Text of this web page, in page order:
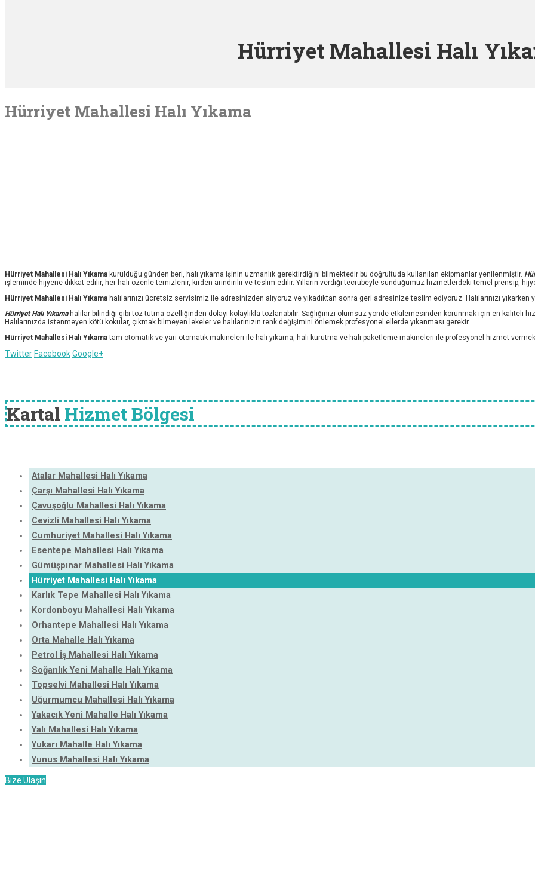
Hürriyet Mahallesi Halı
Hürriyet Mahallesi Halı Yıkama
Hürriyet Mahallesi Halı Yıkama kurulduğu günden beri, halı yıkama işinin uzmanlık gerektirdiğini bilmektedir bu doğrultuda kullanılan ekipmanlar yenilenmiştir.
işleminde hijyene dikkat edilir, her halı özenle temizlenir, kirden arındırılır ve teslim edilir. Yılların verdiği tecrübeyle sunduğumuz hizmetlerdeki temel prensip,
Hürriyet Mahallesi Halı Yıkama halılarınızı ücretsiz servisimiz ile adresinizden alıyoruz ve yıkadıktan sonra geri adresinize teslim ediyoruz. Halılarınızı
Hürriyet Halı Yıkamahalılar bilindiği gibi toz tutma özelliğinden dolayı kolaylıkla tozlanabilir. Sağlığınızı olumsuz yönde etkilemesinden korunmak için en kaliteli
Halılarınızda istenmeyen kötü kokular, çıkmak bilmeyen lekeler ve halılarınızın renk değişimini önlemek profesyonel ellerde yıkanması gerekir.
Hürriyet Mahallesi Halı Yıkamatam otomatik ve yarı otomatik makineleri ile halı yıkama, halı kurutma ve halı paketleme makineleri ile profesyonel hizmet
Twitter FacebookGoogle+
Kartal Hizmet Bölgesi
Atalar Mahallesi Halı Yıkama
Çarşı Mahallesi Halı Yıkama
Çavuşoğlu Mahallesi Halı Yıkama
Cevizli Mahallesi Halı Yıkama
Cumhuriyet Mahallesi Halı Yıkama
Esentepe Mahallesi Halı Yıkama
Gümüşpınar Mahallesi Halı Yıkama
Hürriyet Mahallesi Halı Yıkama
Karlık Tepe Mahallesi Halı Yıkama
Kordonboyu Mahallesi Halı Yıkama
Orhantepe Mahallesi Halı Yıkama
Orta Mahalle Halı Yıkama
Petrol İş Mahallesi Halı Yıkama
Soğanlık Yeni Mahalle Halı Yıkama
Topselvi Mahallesi Halı Yıkama
Uğurmumcu Mahallesi Halı Yıkama
Yakacık Yeni Mahalle Halı Yıkama
Yalı Mahallesi Halı Yıkama
Yukarı Mahalle Halı Yıkama
Yunus Mahallesi Halı Yıkama
Bize Ulaşın